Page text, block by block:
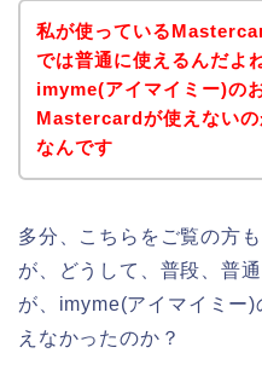
私が使っている
では普通に使えるんだよ
imyme(アイマイミー)の
Mastercardが使えないの
なんです
多分、こちらをご覧の方
が、どうして、普段、普
が、imyme(アイマイミー
えなかったのか？